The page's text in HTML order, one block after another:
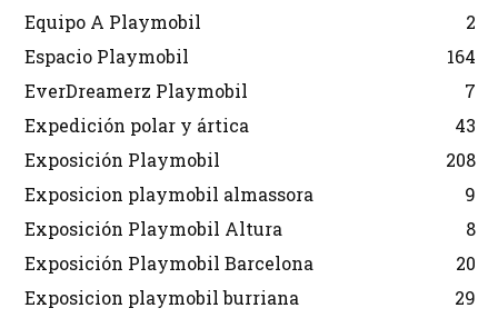
Equipo A Playmobil
2
Espacio Playmobil
164
EverDreamerz Playmobil
7
Expedición polar y ártica
43
Exposición Playmobil
208
Exposicion playmobil almassora
9
Exposición Playmobil Altura
8
Exposición Playmobil Barcelona
20
Exposicion playmobil burriana
29